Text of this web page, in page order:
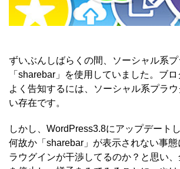
ずいぶんしばらくの間、ソーシャル系
「sharebar」を使用していました。ブ
よく告知するには、ソーシャル系プラ
い存在です。
しかし、WordPress3.8にアップデート
何故か「sharebar」が表示されない事
ラウグインが干渉してるのか？と思い